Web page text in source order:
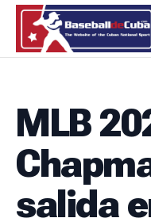
MLB
TODOS LOS JUEGOS
SIGUIENDO A LOS
LIGA ÉLITE
MLB
salida